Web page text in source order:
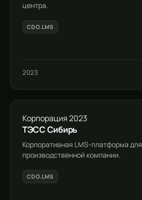
центра.
CDO.LMS
2023
Корпорация2023
ТЭСС Сибирь
Корпоративная LMS-платформа для
производственной компании.
CDO.LMS